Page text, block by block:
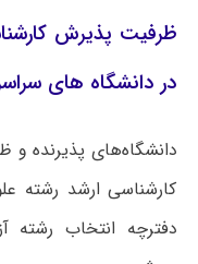
ظرفیت پذیرش
در دانشگاه های
دانشگاه‌های پذیرنده
کارشناسی ارشد رشته
دفترچه انتخاب رشته